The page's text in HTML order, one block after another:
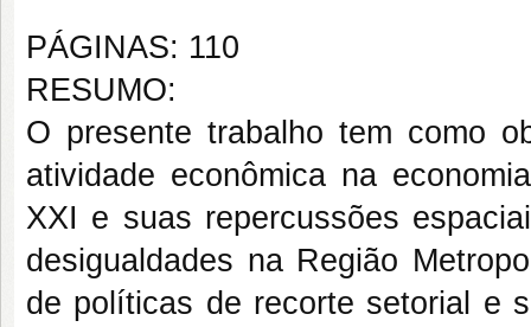
PÁGINAS: 110
RESUMO:
O presente trabalho tem como
atividade econômica na
XXI e suas repercussões
desigualdades na Região
de políticas de recorte setorial e